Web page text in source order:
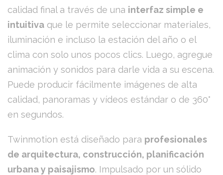
calidad final a través de una interfaz simple e
intuitiva que le permite seleccionar materiales,
iluminación e incluso la estación del año o el
clima con solo unos pocos clics. Luego, agregue
animación y sonidos para darle vida a su escena.
Puede producir fácilmente imágenes de alta
calidad, panoramas y vídeos estándar o de 360°
en segundos.
Twinmotion está diseñado para profesionales
de arquitectura, construcción, planificación
urbana y paisajismo. Impulsado por un sólido